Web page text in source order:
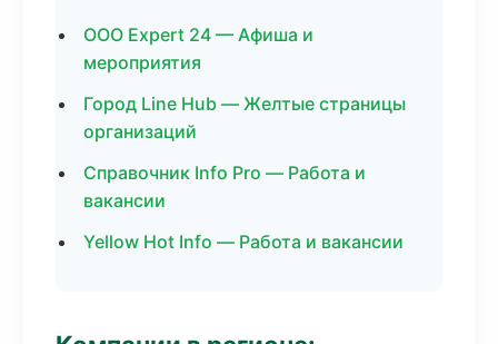
ООО Expert 24 — Афиша и
мероприятия
Город Line Hub — Желтые страницы
организаций
Справочник Info Pro — Работа и
вакансии
Yellow Hot Info — Работа и вакансии